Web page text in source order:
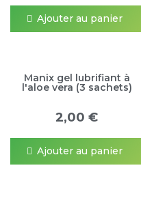
Ajouter au panier
Manix gel lubrifiant à
l'aloe vera (3 sachets)
2,00 €
Ajouter au panier